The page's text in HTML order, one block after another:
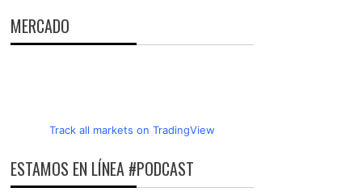
MERCADO
Track all markets on TradingView
ESTAMOS EN LÍNEA #PODCAST